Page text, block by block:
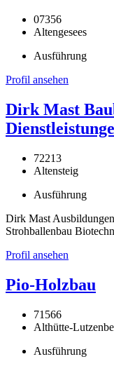
07356
Altengesees
Ausführung
Profil ansehen
Dirk Mast
72213
Altensteig
Ausführung
Dirk Mast
Strohballenbau
Profil ansehen
Pio-Holzbau
71566
Althütte-
Ausführung